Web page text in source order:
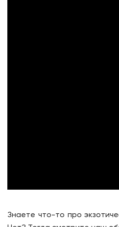
Знаете что-то про